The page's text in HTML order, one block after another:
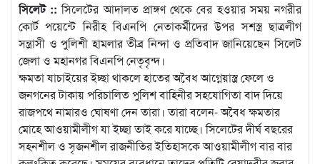
সিলেট :: সিলেটের আদালত প্রাঙ্গণ থেকে বের হওয়ার সময় নগরীর
কোর্ট পয়েন্টে নিরীহ বিএনপি নেতাকর্মীদের উপর সশস্ত্র ছাত্রলীগ
সন্ত্রাসী ও পুলিশী হামলার তীব্র নিন্দা ও প্রতিবাদ জানিয়েছেন সিলেট
জেলা ও মহানগর বিএনপি নেতৃবৃন্দ।
ক্ষমতা যাচাইয়ের ইচ্ছা থাকলে হাতের অবৈধ আগ্নেয়াস্ত্র ফেলে ও
জনগনের টাকায় পরিচালিত পুলিশ বাহিনীর সহযোগিতা বাদ দিয়ে
রাজপথে নামারও ঘোষণা দেন তারা। তারা বলেন- অবৈধ ক্ষমতার
মোহে আওয়ামীলীগ যা ইচ্ছা তাই করে যাচ্ছে। সিলেটের দীর্ঘ বছরের
সহনশীল ও সৃজনশীল রাজনীতির ইতিহাসকে আওয়ামীলীগ বার বার